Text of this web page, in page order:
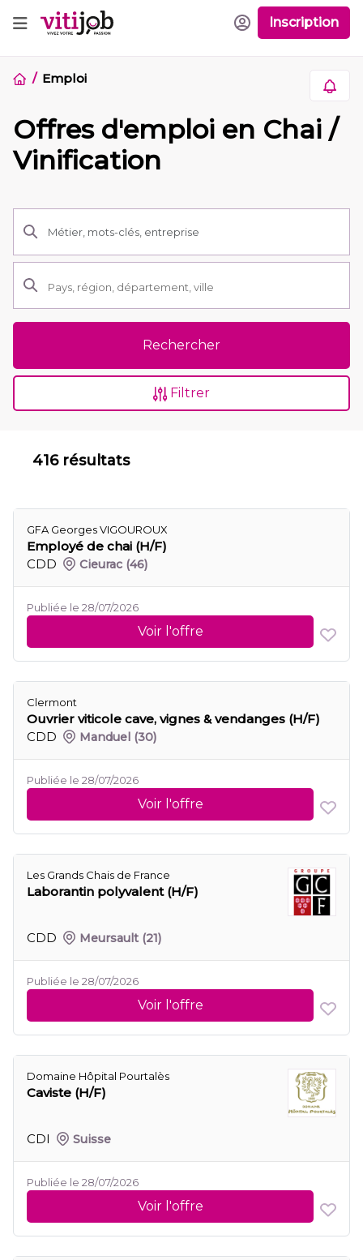
Inscription
Emploi
Offres d'emploi en Chai /
Vinification
Rechercher
Filtrer
416 résultats
GFA Georges VIGOUROUX
Employé de chai (H/F)
CDD
Cieurac (46)
Publiée le 28/07/2026
Voir l'offre
Clermont
Ouvrier viticole cave, vignes & vendanges (H/F)
CDD
Manduel (30)
Publiée le 28/07/2026
Voir l'offre
Les Grands Chais de France
Laborantin polyvalent (H/F)
CDD Meursault (21)
Publiée le 28/07/2026
Voir l'offre
Domaine Hôpital Pourtalès
Caviste (H/F)
CDI Suisse
Publiée le 28/07/2026
Voir l'offre